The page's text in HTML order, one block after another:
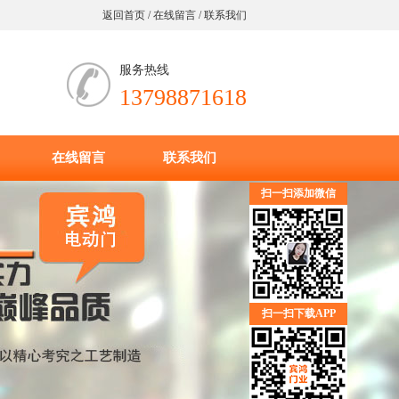
返回首页 /在线留言 /联系我们
服务热线
13798871618
在线留言 联系我们
扫一扫添加微信
扫一扫下载APP